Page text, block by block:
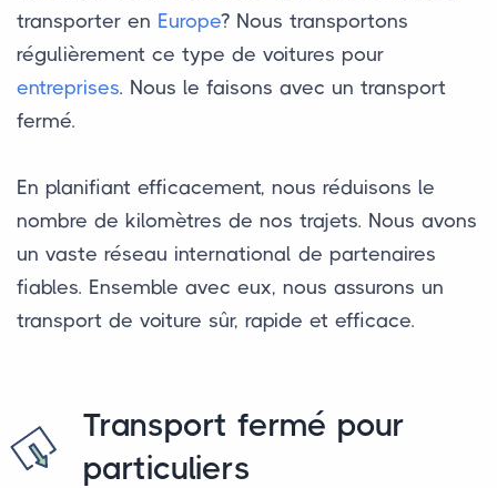
transporter en Europe? Nous transportons
régulièrement ce type de voitures pour
entreprises. Nous le faisons avec un transport
fermé.
En planifiant efficacement, nous réduisons le
nombre de kilomètres de nos trajets. Nous avons
un vaste réseau international de partenaires
fiables. Ensemble avec eux, nous assurons un
transport de voiture sûr, rapide et efficace.
Transport fermé pour
particuliers